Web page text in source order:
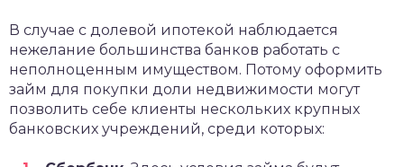
В случае с долевой ипотекой наблюдается
нежелание большинства банков работать с
неполноценным имуществом. Потому оформить
займ для покупки доли недвижимости могут
позволить себе клиенты нескольких крупных
банковских учреждений, среди которых: